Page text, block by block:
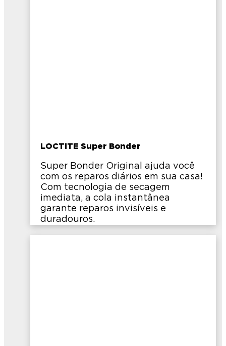
LOCTITE Super Bonder
Super Bonder Original ajuda você
com os reparos diários em sua casa!
Com tecnologia de secagem
imediata, a cola instantânea
garante reparos invisíveis e
duradouros.